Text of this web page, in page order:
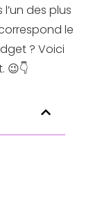
des plus
le
? Voici
😉👇